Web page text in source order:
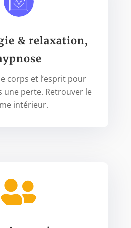
& relaxation,
corps et l’esprit pour
une perte. Retrouver le
intérieur.
